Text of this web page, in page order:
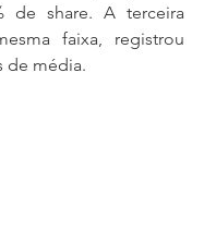
de share. A terceira
faixa, registrou
de média.